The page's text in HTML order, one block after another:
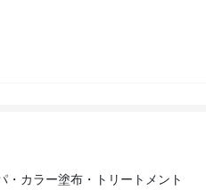
・カラー塗布・トリートメント